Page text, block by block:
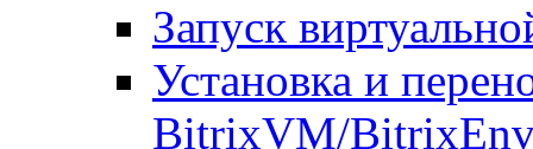
Запуск
Установка и
BitrixVM/